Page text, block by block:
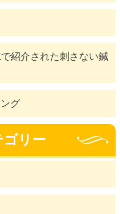
紹介された刺さない鍼
グ
ゴリー